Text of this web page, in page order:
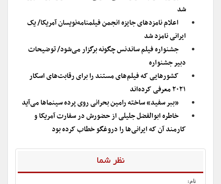
شد
اعلام نامزد‌های جایزه انجمن فیلمنامه‌نویسان آمریکا/ یک
ایرانی نامزد شد
جشنواره فیلم ساندنس چگونه برگزار می‌شود/ توضیحات
دبیر جشنواره
کشورهایی که فیلم‌های مستند را برای رقابت‌های اسکار
۲۰۲۱ معرفی کرده‌اند
«ببر سفید» ساخته رامین بحرانی روی پرده سینماها می‌آید
خاطره ابوالفضل جلیلی از حضورش در سفارت آمریکا و
کارمند آن که ایرانی‌ها را دروغگو خطاب کرده بود
نظر شما
نام: